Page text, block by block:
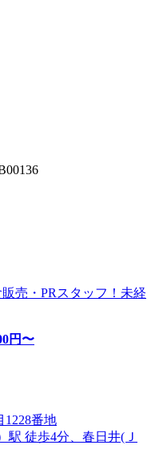
売・PRスタッフ！未経
円〜
1228番地
駅 徒歩4分、春日井(Ｊ